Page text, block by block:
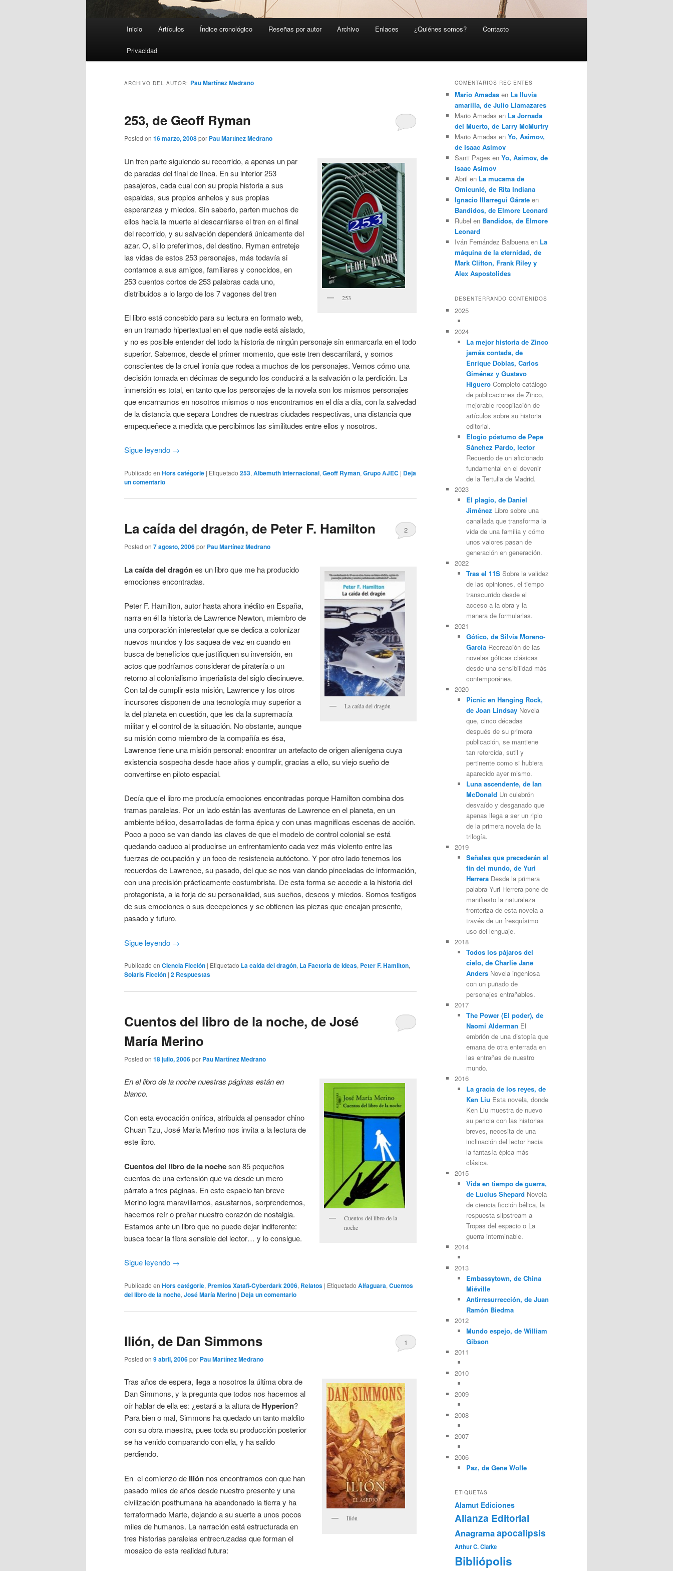
Inicio Artículos Índice cronológico Reseñas por autor Archivo Enlaces ¿Quiénes somos? Contacto
Privacidad
ARCHIVO DEL AUTOR: Pau Martínez Medrano
253, de Geoff Ryman
Posted on 16 marzo, 2008por Pau Martínez Medrano
253
Un tren parte siguiendo su recorrido, a apenas un par
de paradas del final de línea. En su interior 253
pasajeros, cada cual con su propia historia a sus
espaldas, sus propios anhelos y sus propias
esperanzas y miedos. Sin saberlo, parten muchos de
ellos hacia la muerte al descarrilarse el tren en el final
del recorrido, y su salvación dependerá únicamente del
azar. O, si lo preferimos, del destino. Ryman entreteje
las vidas de estos 253 personajes, más todavía si
contamos a sus amigos, familiares y conocidos, en
253 cuentos cortos de 253 palabras cada uno,
distribuidos a lo largo de los 7 vagones del tren
El libro está concebido para su lectura en formato web,
en un tramado hipertextual en el que nadie está aislado,
y no es posible entender del todo la historia de ningún personaje sin enmarcarla en el todo
superior. Sabemos, desde el primer momento, que este tren descarrilará, y somos
conscientes de la cruel ironía que rodea a muchos de los personajes. Vemos cómo una
decisión tomada en décimas de segundo los conducirá a la salvación o la perdición. La
inmersión es total, en tanto que los personajes de la novela son los mismos personajes
que encarnamos en nosotros mismos o nos encontramos en el día a día, con la salvedad
de la distancia que separa Londres de nuestras ciudades respectivas, una distancia que
empequeñece a medida que percibimos las similitudes entre ellos y nosotros.
Sigue leyendo →
Publicado en Hors catégorie | Etiquetado 253, Albemuth Internacional, Geoff Ryman, Grupo AJEC | Deja
un comentario
La caída del dragón, de Peter F. Hamilton
Posted on 7 agosto, 2006por Pau Martínez Medrano
2
La caída del dragón
La caída del dragónes un libro que me ha producido
emociones encontradas.
Peter F. Hamilton, autor hasta ahora inédito en España,
narra en él la historia de Lawrence Newton, miembro de
una corporación interestelar que se dedica a colonizar
nuevos mundos y los saquea de vez en cuando en
busca de beneficios que justifiquen su inversión, en
actos que podríamos considerar de piratería o un
retorno al colonialismo imperialista del siglo diecinueve.
Con tal de cumplir esta misión, Lawrence y los otros
incursores disponen de una tecnología muy superior a
la del planeta en cuestión, que les da la supremacía
militar y el control de la situación. No obstante, aunque
su misión como miembro de la compañía es ésa,
Lawrence tiene una misión personal: encontrar un artefacto de origen alienígena cuya
existencia sospecha desde hace años y cumplir, gracias a ello, su viejo sueño de
convertirse en piloto espacial.
Decía que el libro me producía emociones encontradas porque Hamilton combina dos
tramas paralelas. Por un lado están las aventuras de Lawrence en el planeta, en un
ambiente bélico, desarrolladas de forma épica y con unas magnificas escenas de acción.
Poco a poco se van dando las claves de que el modelo de control colonial se está
quedando caduco al producirse un enfrentamiento cada vez más violento entre las
fuerzas de ocupación y un foco de resistencia autóctono. Y por otro lado tenemos los
recuerdos de Lawrence, su pasado, del que se nos van dando pinceladas de información,
con una precisión prácticamente costumbrista. De esta forma se accede a la historia del
protagonista, a la forja de su personalidad, sus sueños, deseos y miedos. Somos testigos
de sus emociones o sus decepciones y se obtienen las piezas que encajan presente,
pasado y futuro.
Sigue leyendo →
Publicado en Ciencia Ficción | Etiquetado La caída del dragón, La Factoría de Ideas, Peter F. Hamilton,
Solaris Ficción | 2 Respuestas
Cuentos del libro de la noche, de José
María Merino
Posted on 18 julio, 2006por Pau Martínez Medrano
Cuentos del libro de la
noche
En el libro de la noche nuestras páginas están en
blanco.
Con esta evocación onírica, atribuida al pensador chino
Chuan Tzu, José Maria Merino nos invita a la lectura de
este libro.
Cuentos del libro de la nocheson 85 pequeños
cuentos de una extensión que va desde un mero
párrafo a tres páginas. En este espacio tan breve
Merino logra maravillarnos, asustarnos, sorprendernos,
hacernos reír o preñar nuestro corazón de nostalgia.
Estamos ante un libro que no puede dejar indiferente:
busca tocar la fibra sensible del lector… y lo consigue.
Sigue leyendo →
Publicado en Hors catégorie, Premios Xatafi-Cyberdark 2006, Relatos | Etiquetado Alfaguara, Cuentos
del libro de la noche, José María Merino | Deja un comentario
Ilión, de Dan Simmons
Posted on 9 abril, 2006por Pau Martínez Medrano
1
Ilión
Tras años de espera, llega a nosotros la última obra de
Dan Simmons, y la pregunta que todos nos hacemos al
oír hablar de ella es: ¿estará a la altura de Hyperion?
Para bien o mal, Simmons ha quedado un tanto maldito
con su obra maestra, pues toda su producción posterior
se ha venido comparando con ella, y ha salido
perdiendo.
En el comienzo de Ilión nos encontramos con que han
pasado miles de años desde nuestro presente y una
civilización posthumana ha abandonado la tierra y ha
terraformado Marte, dejando a su suerte a unos pocos
miles de humanos. La narración está estructurada en
tres historias paralelas entrecruzadas que forman el
mosaico de esta realidad futura:
COMENTARIOS RECIENTES
Mario Amadas en La lluvia
amarilla, de Julio Llamazares
Mario Amadas en La Jornada
del Muerto, de Larry McMurtry
Mario Amadas en Yo, Asimov,
de Isaac Asimov
Santi Pages en Yo, Asimov, de
Isaac Asimov
Abril en La mucama de
Omicunlé, de Rita Indiana
Ignacio Illarregui Gárate en
Bandidos, de Elmore Leonard
Rubel en Bandidos, de Elmore
Leonard
Iván Fernández Balbuena en La
máquina de la eternidad, de
Mark Clifton, Frank Riley y
Alex Aspostolides
DESENTERRANDO CONTENIDOS
2025
2024
La mejor historia de Zinco
jamás contada, de
Enrique Doblas, Carlos
Giménez y Gustavo
HigueroCompleto catálogo
de publicaciones de Zinco,
mejorable recopilación de
artículos sobre su historia
editorial.
Elogio póstumo de Pepe
Sánchez Pardo, lector
Recuerdo de un aficionado
fundamental en el devenir
de la Tertulia de Madrid.
2023
El plagio, de Daniel
Jiménez Libro sobre una
canallada que transforma la
vida de una familia y cómo
unos valores pasan de
generación en generación.
2022
Tras el 11SSobre la validez
de las opiniones, el tiempo
transcurrido desde el
acceso a la obra y la
manera de formularlas.
2021
Gótico, de Silvia Moreno-
GarcíaRecreación de las
novelas góticas clásicas
desde una sensibilidad más
contemporánea.
2020
Picnic en Hanging Rock,
de Joan LindsayNovela
que, cinco décadas
después de su primera
publicación, se mantiene
tan retorcida, sutil y
pertinente como si hubiera
aparecido ayer mismo.
Luna ascendente, de Ian
McDonald Un culebrón
desvaído y desganado que
apenas llega a ser un ripio
de la primera novela de la
trilogía.
2019
Señales que precederán al
fin del mundo, de Yuri
HerreraDesde la primera
palabra Yuri Herrera pone de
manifiesto la naturaleza
fronteriza de esta novela a
través de un fresquísimo
uso del lenguaje.
2018
Todos los pájaros del
cielo, de Charlie Jane
AndersNovela ingeniosa
con un puñado de
personajes entrañables.
2017
The Power (El poder), de
Naomi Alderman El
embrión de una distopía que
emana de otra enterrada en
las entrañas de nuestro
mundo.
2016
La gracia de los reyes, de
Ken Liu Esta novela, donde
Ken Liu muestra de nuevo
su pericia con las historias
breves, necesita de una
inclinación del lector hacia
la fantasía épica más
clásica.
2015
Vida en tiempo de guerra,
de Lucius Shepard Novela
de ciencia ficción bélica, la
respuesta slipstream a
Tropas del espacio o La
guerra interminable.
2014
2013
Embassytown, de China
Miéville
Antirresurrección, de Juan
Ramón Biedma
2012
Mundo espejo, de William
Gibson
2011
2010
2009
2008
2007
2006
Paz, de Gene Wolfe
ETIQUETAS
Alamut Ediciones
Alianza Editorial
Anagramaapocalipsis
Arthur C. Clarke
Bibliópolis